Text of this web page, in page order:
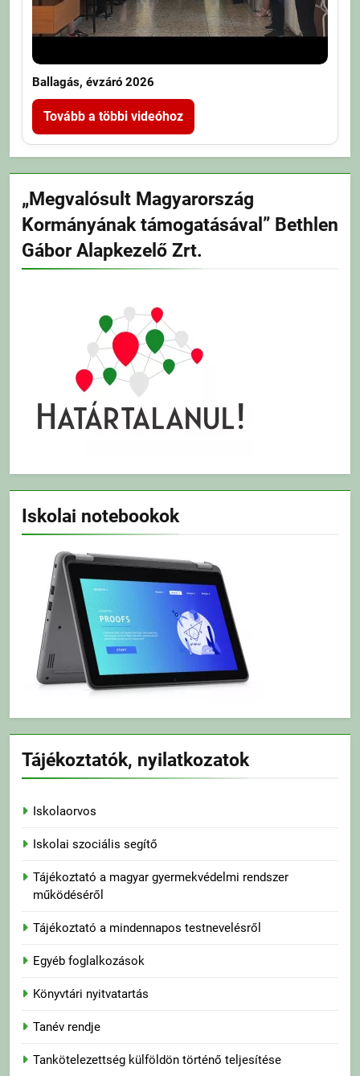
Ballagás, évzáró 2026
Tovább a többi videóhoz
„Megvalósult Magyarország
Kormányának támogatásával” Bethlen
Gábor Alapkezelő Zrt.
Iskolai notebookok
Tájékoztatók, nyilatkozatok
Iskolaorvos
Iskolai szociális segítő
Tájékoztató a magyar gyermekvédelmi rendszer
működéséről
Tájékoztató a mindennapos testnevelésről
Egyéb foglalkozások
Könyvtári nyitvatartás
Tanév rendje
Tankötelezettség külföldön történő teljesítése